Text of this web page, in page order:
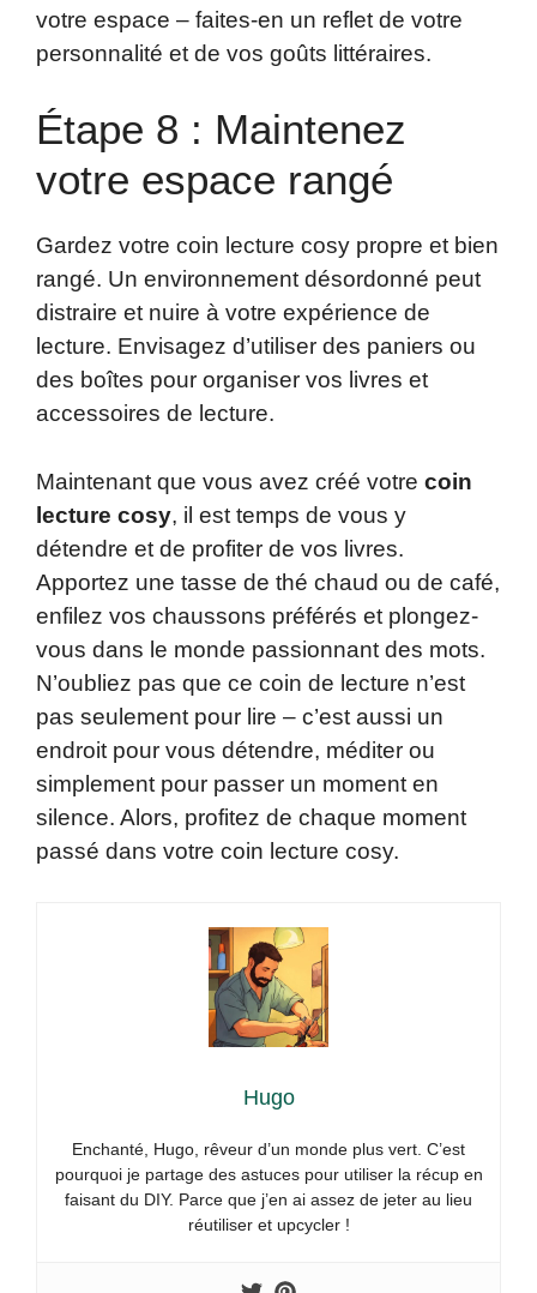
votre espace – faites-en un reflet de votre
personnalité et de vos goûts littéraires.
Étape 8 : Maintenez
votre espace rangé
Gardez votre coin lecture cosy propre et bien
rangé. Un environnement désordonné peut
distraire et nuire à votre expérience de
lecture. Envisagez d’utiliser des paniers ou
des boîtes pour organiser vos livres et
accessoires de lecture.
Maintenant que vous avez créé votre coin
lecture cosy, il est temps de vous y
détendre et de profiter de vos livres.
Apportez une tasse de thé chaud ou de café,
enfilez vos chaussons préférés et plongez-
vous dans le monde passionnant des mots.
N’oubliez pas que ce coin de lecture n’est
pas seulement pour lire – c’est aussi un
endroit pour vous détendre, méditer ou
simplement pour passer un moment en
silence. Alors, profitez de chaque moment
passé dans votre coin lecture cosy.
Hugo
Enchanté, Hugo, rêveur d’un monde plus vert. C’est
pourquoi je partage des astuces pour utiliser la récup en
faisant du DIY. Parce que j’en ai assez de jeter au lieu
réutiliser et upcycler !